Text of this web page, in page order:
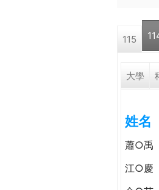
a
r
h
e
115
大學
姓名
蕭○禹
江○慶